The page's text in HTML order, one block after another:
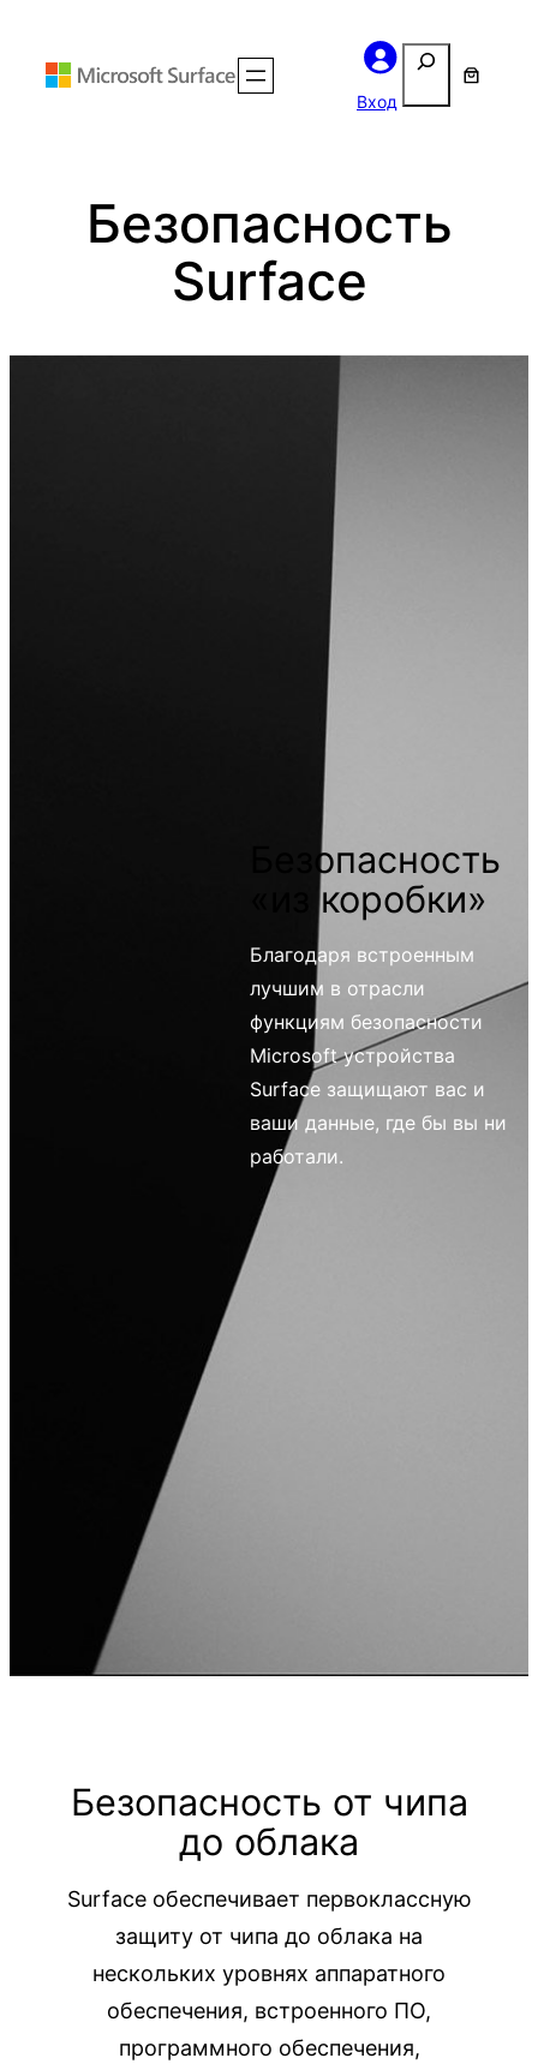
Вход
Поиск
Безопасность
Surface
Безопасность
«из коробки»
Благодаря встроенным
лучшим в отрасли
функциям безопасности
Microsoft устройства
Surface защищают вас и
ваши данные, где бы вы ни
работали.
Безопасность от чипа
до облака
Surface обеспечивает первоклассную
защиту от чипа до облака на
нескольких уровнях аппаратного
обеспечения, встроенного ПО,
программного обеспечения,